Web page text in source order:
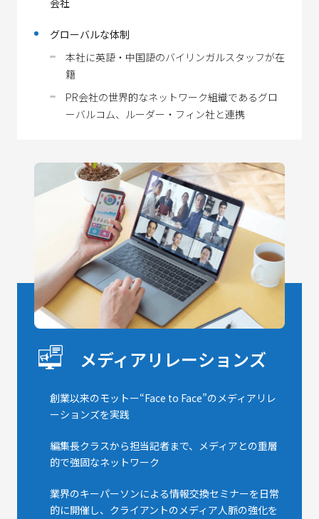
会社
グローバルな体制
本社に英語・中国語のバイリンガルスタッフが在
籍
PR会社の世界的なネットワーク組織であるグロ
ーバルコム、ルーダー・フィン社と連携
メディアリレーションズ
創業以来のモットー“Face to Face”のメディアリレ
ーションズを実践
編集長クラスから担当記者まで、メディアとの重層
的で強固なネットワーク
業界のキーパーソンによる情報交換セミナーを日常
的に開催し、クライアントのメディア人脈の強化を